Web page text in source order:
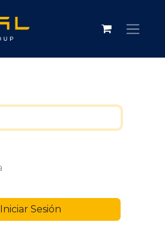
Iniciar Sesión